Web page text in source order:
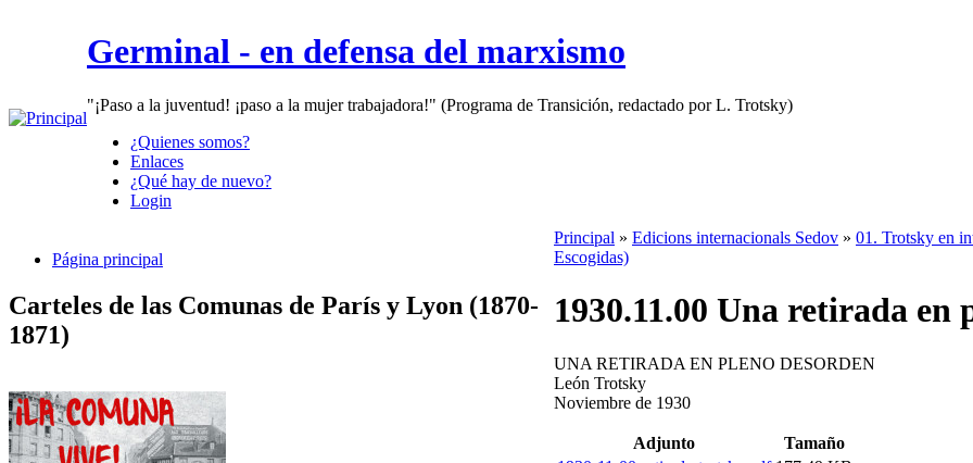
Germinal - en defensa del marxismo
"¡Paso a la juventud! ¡paso a la mujer trabajadora!" (Programa de Transición, redactado por L. Trotsky)
¿Quienes somos?
Enlaces
¿Qué hay de nuevo?
Login
Página principal
Carteles de las Comunas de París y Lyon (1870-
1871)
Principal » Edicions internacionals Sedov » 01. Trotsky en
Escogidas)
1930.11.00 Una retirada en
UNA RETIRADA EN PLENO DESORDEN
León Trotsky
Noviembre de 1930
Adjunto
Tamaño